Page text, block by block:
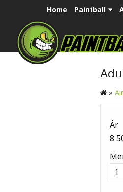
Home Paintball
»
Ár
8